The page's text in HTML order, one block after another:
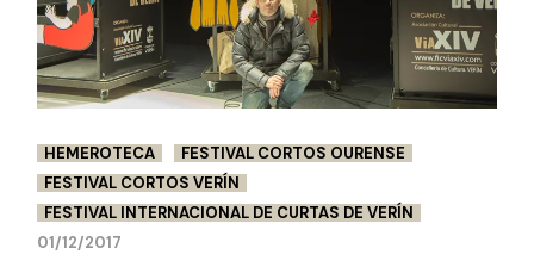
HEMEROTECA
FESTIVAL CORTOS OURENSE
FESTIVAL CORTOS VERÍN
FESTIVAL INTERNACIONAL DE CURTAS DE VERÍN
01/12/2017